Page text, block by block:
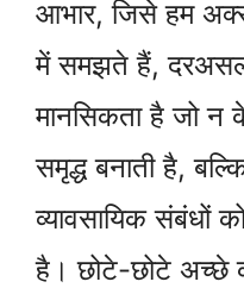
आभार, जिसे हम
में समझते हैं, दरअसल
मानसिकता है जो न
समृद्ध बनाती है,
व्यावसायिक संबंधों
है। छोटे-छोटे अच्छे